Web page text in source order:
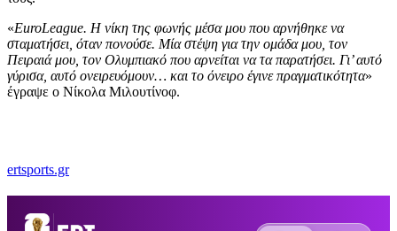
«EuroLeague. Η νίκη της φωνής μέσα μου που αρνήθηκε να
σταματήσει, όταν πονούσε. Μία στέψη για την ομάδα μου, τον
Πειραιά μου, τον Ολυμπιακό που αρνείται να τα παρατήσει. Γι’ αυτό
γύρισα, αυτό ονειρευόμουν… και το όνειρο έγινε πραγματικότητα»
έγραψε ο Νίκολα Μιλουτίνοφ.
ertsports.gr